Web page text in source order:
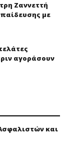
Ζαννεττή
με
αγοράσουν
και